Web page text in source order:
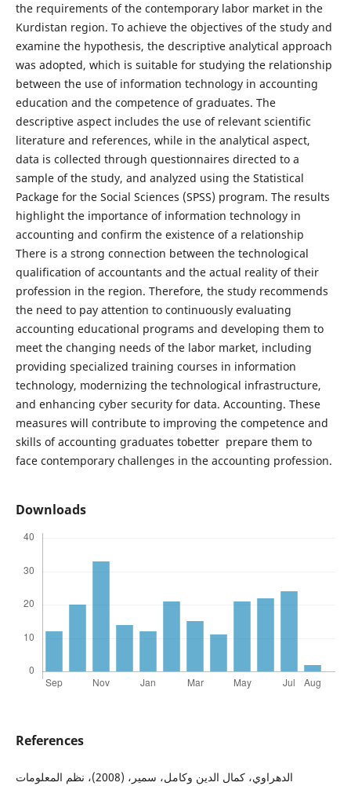
the requirements of the contemporary labor market in the
Kurdistan region. To achieve the objectives of the study and
examine the hypothesis, the descriptive analytical approach
was adopted, which is suitable for studying the relationship
between the use of information technology in accounting
education and the competence of graduates. The
descriptive aspect includes the use of relevant scientific
literature and references, while in the analytical aspect,
data is collected through questionnaires directed to a
sample of the study, and analyzed using the Statistical
Package for the Social Sciences (SPSS) program. The results
highlight the importance of information technology in
accounting and confirm the existence of a relationship
There is a strong connection between the technological
qualification of accountants and the actual reality of their
profession in the region. Therefore, the study recommends
the need to pay attention to continuously evaluating
accounting educational programs and developing them to
meet the changing needs of the labor market, including
providing specialized training courses in information
technology, modernizing the technological infrastructure,
and enhancing cyber security for data. Accounting. These
measures will contribute to improving the competence and
skills of accounting graduates tobetter prepare them to
face contemporary challenges in the accounting profession.
Downloads
References
الدهراوي، كمال الدين وكامل، سمير، (2008)، نظم المعلومات